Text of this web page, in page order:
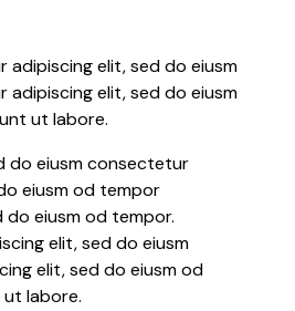
adipiscing elit, sed do eiusm
adipiscing elit, sed do eiusm
ut labore.
do eiusm consectetur
eiusm od tempor
do eiusm od tempor.
elit, sed do eiusm
elit, sed do eiusm od
labore.